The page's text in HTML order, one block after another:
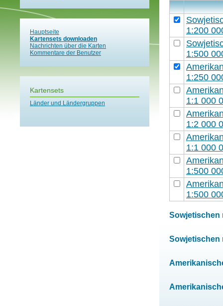
Hauptseite
Kartensets downloaden
Nachrichten über die Karten
Kommentare der Benutzer
Kartensets
Länder und Ländergruppen
1:200
1:500
1:250
1:1 000
1:2 000
1:1 000
1:500
1:500
Sowjetischen
Sowjetischen